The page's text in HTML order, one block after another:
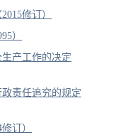
修订）
）
产工作的决定
责任追究的规定
订）